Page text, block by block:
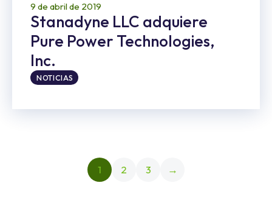
9 de abril de 2019
Stanadyne LLC adquiere
Pure Power Technologies,
Inc.
NOTICIAS
1 2 3 →